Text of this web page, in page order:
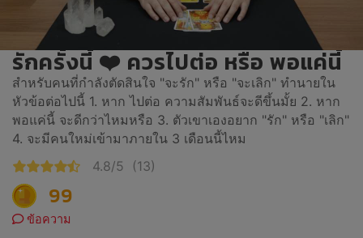
รักครั้งนี้ ❤️ ควรไปต่อ หรือ พอแค่นี้
สำหรับคนที่กำลังตัดสินใจ "จะรัก" หรือ "จะเลิก" ทำนายใน
หัวข้อต่อไปนี้ 1. หาก ไปต่อ ความสัมพันธ์จะดีขึ้นมั้ย 2. หาก
พอแค่นี้ จะดีกว่าไหมหรือ 3. ตัวเขาเองอยาก "รัก" หรือ "เลิก"
4. จะมีคนใหม่เข้ามาภายใน 3 เดือนนี้ไหม
4.8/5
(13)
99
ข้อความ